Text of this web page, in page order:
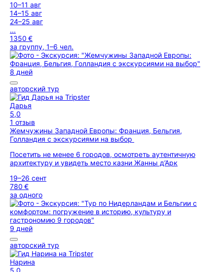
10–11 авг
14–15 авг
24–25 авг
...
1350 €
за группу, 1–6 чел.
8 дней
авторский тур
Дарья
5,0
1 отзыв
Жемчужины Западной Европы: Франция, Бельгия,
Голландия с экскурсиями на выбор
Посетить не менее 6 городов, осмотреть аутентичную
архитектуру и увидеть место казни Жанны д’Арк
19–26 сент
780 €
за одного
9 дней
авторский тур
Нарина
5,0